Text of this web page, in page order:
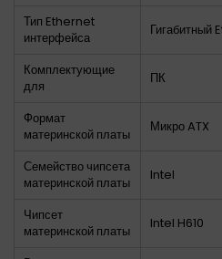
Тип Ethernet
интерфейса
Гигабитный
Комплектующие
для
ПК
Формат
материнской платы
Микро ATX
Семейство чипсета
материнской платы
Intel
Чипсет
материнской платы
Intel H610